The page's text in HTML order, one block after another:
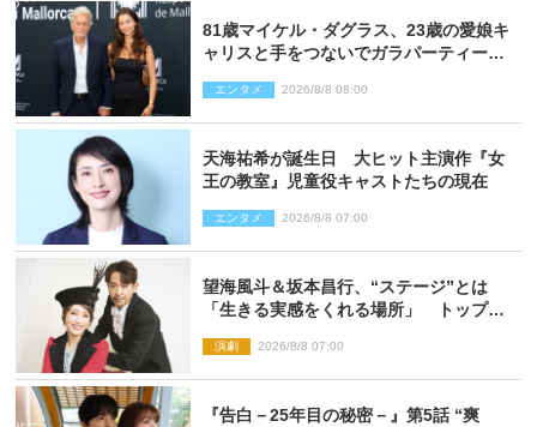
81歳マイケル・ダグラス、23歳の愛娘キ
ャリスと手をつないでガラパーティーに
エンタメ 2026/8/8 08:00
天海祐希が誕生日 大ヒット主演作『女
王の教室』児童役キャストたちの現在
エンタメ 2026/8/8 07:00
望海風斗＆坂本昌行、“ステージ”とは
「生きる実感をくれる場所」 トップを
演劇 2026/8/8 07:00
『告白－25年目の秘密－』第5話 “爽